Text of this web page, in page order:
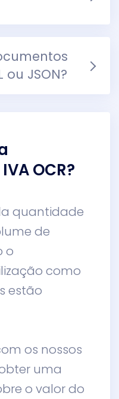
ou JSON?
OCR?
quantidade
de
o
como
estão
os nossos
uma
o valor do